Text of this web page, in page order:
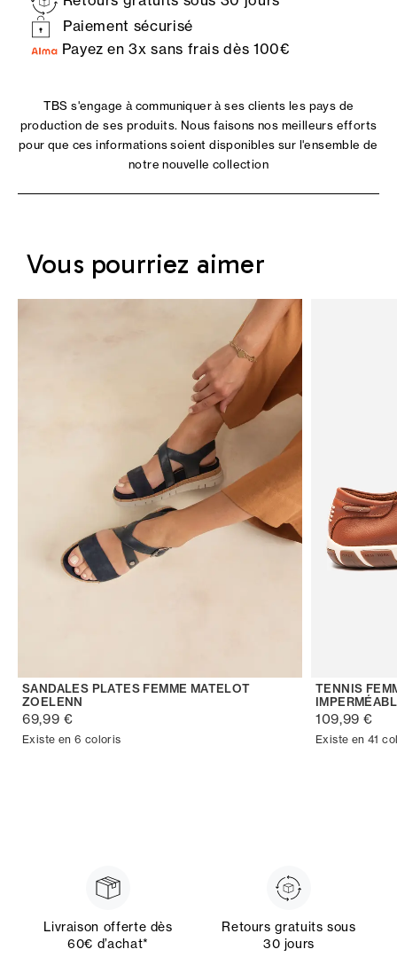
Paiement sécurisé
Payez en 3x sans frais dès 100€
TBS s'engage à communiquer à ses clients les pays de
production de ses produits. Nous faisons nos meilleurs efforts
pour que ces informations soient disponibles sur l'ensemble de
notre nouvelle collection
Vous pourriez aimer
SANDALES PLATES FEMME MATELOT
ZOELENN
69,99 €
Existe en 6 coloris
TENNIS
109,99 €
Existe en 41
Livraison offerte dès
60€ d’achat*
Retours gratuits sous
30 jours